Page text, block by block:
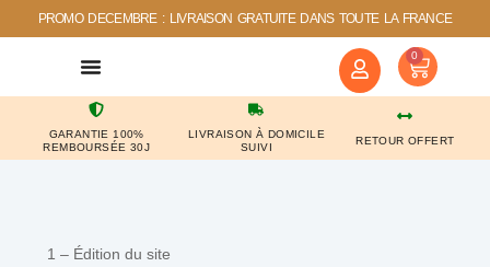
PROMO DECEMBRE : LIVRAISON GRATUITE DANS TOUTE LA FRANCE
0
GARANTIE 100%
REMBOURSÉE 30J
LIVRAISON À DOMICILE
SUIVI
RETOUR OFFERT
1 – Édition du site